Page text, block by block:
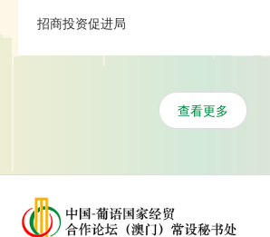
招商投资促进局
查看更多